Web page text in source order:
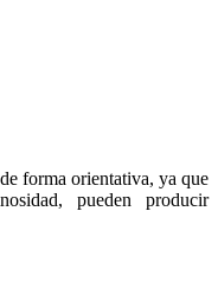
forma orientativa, ya que
pueden producir